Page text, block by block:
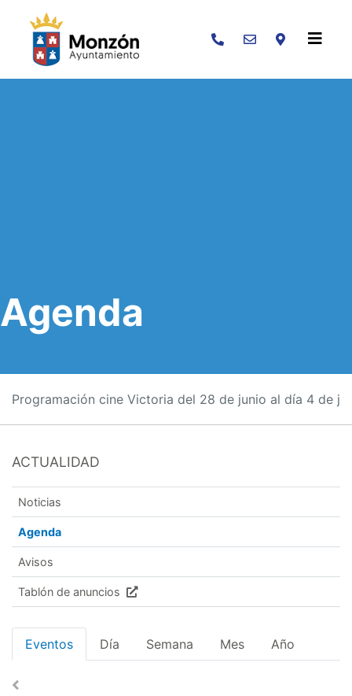
Buscar
Agenda
Programación cine Victoria del 28 de junio al día 4 de
ACTUALIDAD
Noticias
Agenda
Avisos
Tablón de anuncios
Eventos Día Semana Mes Año